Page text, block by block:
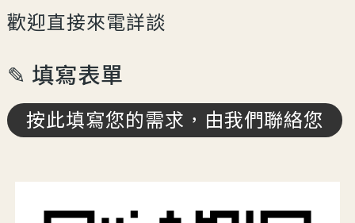
歡迎直接來電詳談
✎ 填寫表單
按此填寫您的需求，由我們聯絡您